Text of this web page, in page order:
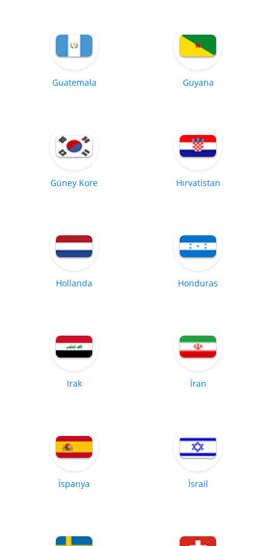
Guatemala Guyana
Güney Kore Hırvatistan
Hollanda Honduras
Irak İran
İspanya İsrail